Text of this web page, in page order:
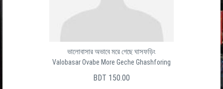
ভালোবাসার অভাবে মরে গেছে ঘাসফড়িং
Valobasar Ovabe More Geche Ghashforing
BDT 150.00